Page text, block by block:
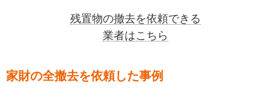
残置物の撤去を依頼できる
業者はこちら
家財の全撤去を依頼した事例